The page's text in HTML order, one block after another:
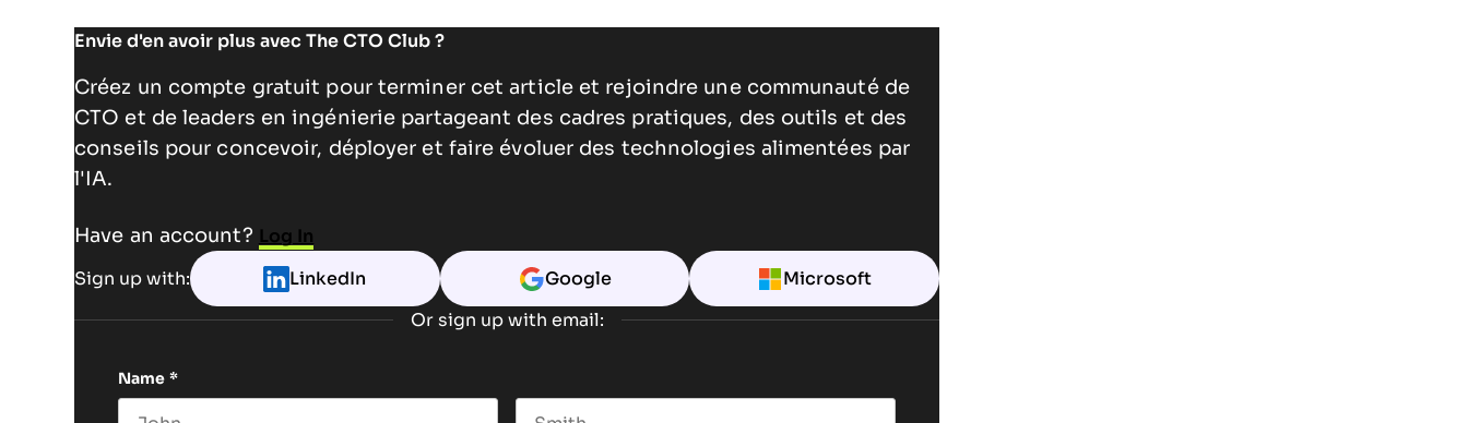
Envie d'en avoir plus avec The CTO Club ?
Créez un compte gratuit pour terminer cet article et rejoindre une communauté de
CTO et de leaders en ingénierie partageant des cadres pratiques, des outils et des
conseils pour concevoir, déployer et faire évoluer des technologies alimentées par
l'IA.
Have an account? Log In
Sign up with: LinkedIn Google Microsoft
Or sign up with email:
Name *